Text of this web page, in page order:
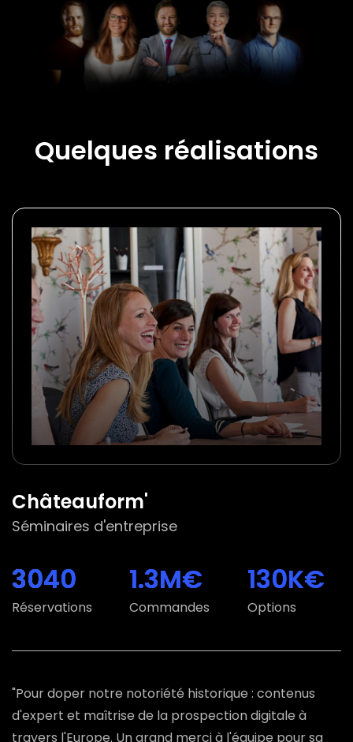
Quelques réalisations
Châteauform'
Séminaires d'entreprise
3040
Réservations
1.3M€
Commandes
130K€
Options
"Pour doper notre notoriété historique : contenus
d'expert et maîtrise de la prospection digitale à
travers l'Europe. Un grand merci à l'équipe pour sa